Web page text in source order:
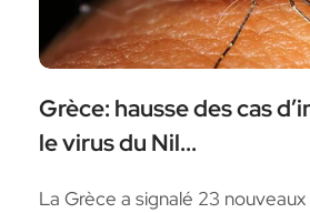
Grèce: hausse des cas
le virus du Nil...
La Grèce a signalé 23